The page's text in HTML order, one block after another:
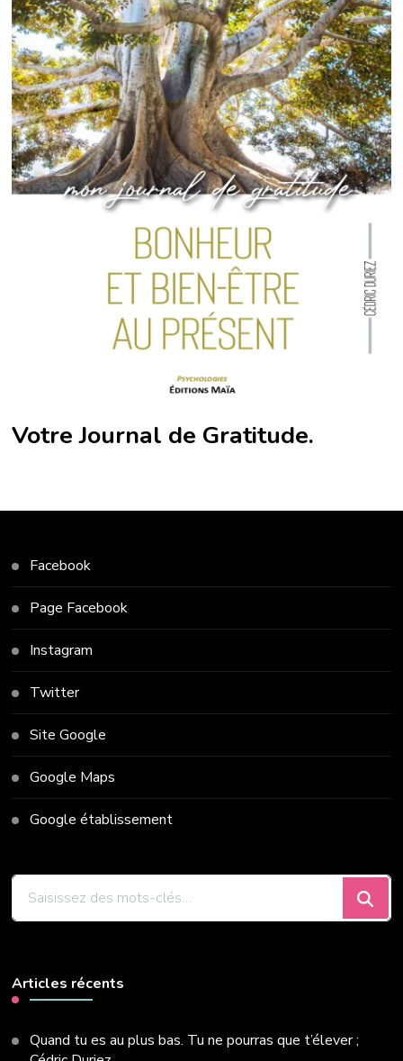
Votre Journal de Gratitude.
Facebook
Page Facebook
Instagram
Twitter
Site Google
Google Maps
Google établissement
?
Articles récents
Quand tu es au plus bas. Tu ne pourras que t’élever ;